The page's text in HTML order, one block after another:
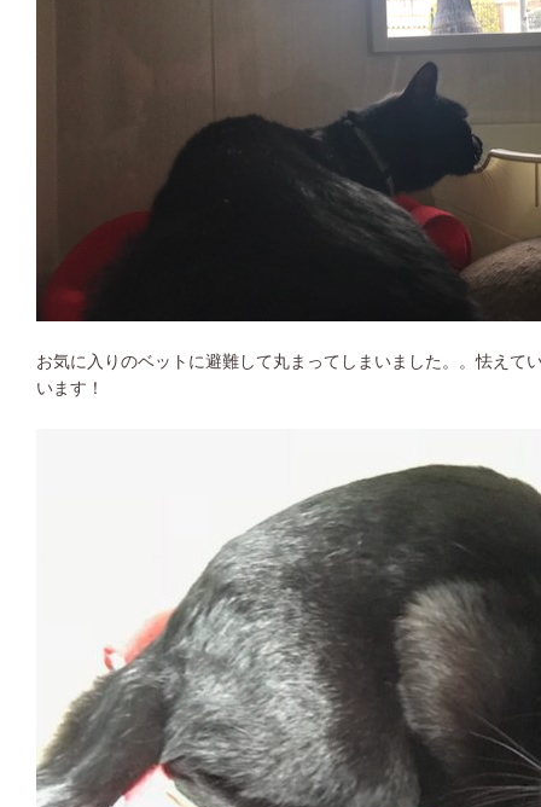
お気に入りのベットに避難して丸まってしまいました。。怯えて
います！